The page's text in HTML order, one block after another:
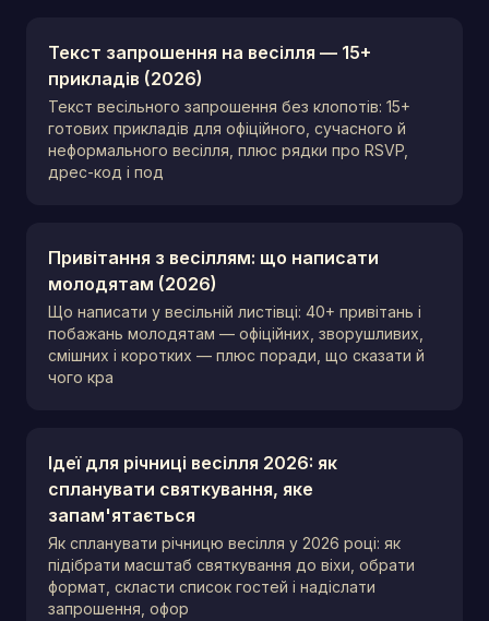
Текст запрошення на весілля — 15+
прикладів (2026)
Текст весільного запрошення без клопотів: 15+
готових прикладів для офіційного, сучасного й
неформального весілля, плюс рядки про RSVP,
дрес-код і под
Привітання з весіллям: що написати
молодятам (2026)
Що написати у весільній листівці: 40+ привітань і
побажань молодятам — офіційних, зворушливих,
смішних і коротких — плюс поради, що сказати й
чого кра
Ідеї для річниці весілля 2026: як
спланувати святкування, яке
запам'ятається
Як спланувати річницю весілля у 2026 році: як
підібрати масштаб святкування до віхи, обрати
формат, скласти список гостей і надіслати
запрошення, офор